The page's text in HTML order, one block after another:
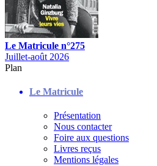
Le Matricule n°275
Juillet-août 2026
Plan
Le Matricule
Présentation
Nous contacter
Foire aux questions
Livres reçus
Mentions légales